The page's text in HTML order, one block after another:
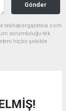
Gönder
tekhabergazetesi.com
sorumluluğu tek
hiçbir şekilde